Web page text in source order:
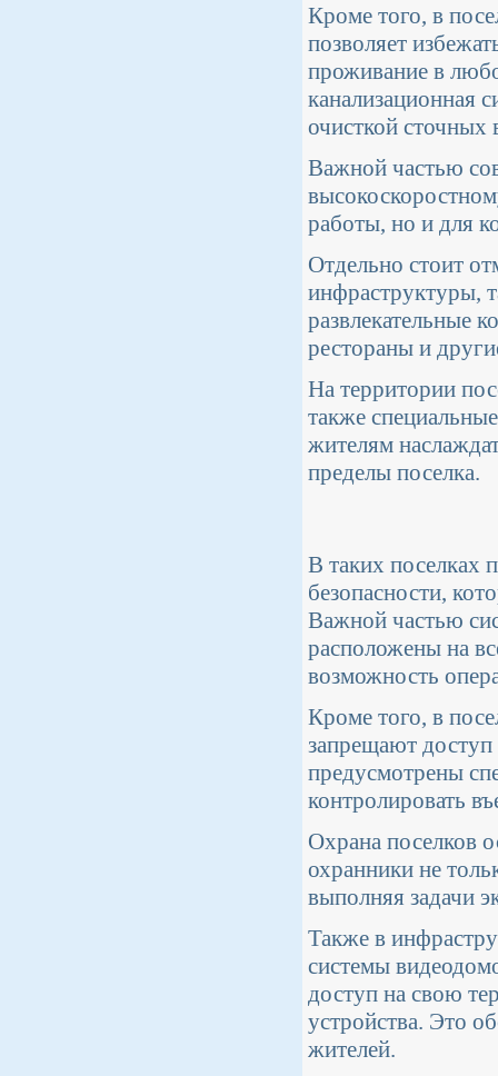
Кроме того, в
позволяет
проживание в
канализационная
очисткой сточных
Важной частью
работы, но и для
Отдельно стоит
инфраструктуры,
развлекательные
рестораны и
На территории
также
жителям
пределы поселка.
В таких поселках
безопасности,
Важной частью
расположены на
возможность
Кроме того, в
запрещают
предусмотрены
контролировать
Охрана поселков
охранники не
выполняя задачи
Также в
системы
доступ на свою
устройства. Это
жителей.